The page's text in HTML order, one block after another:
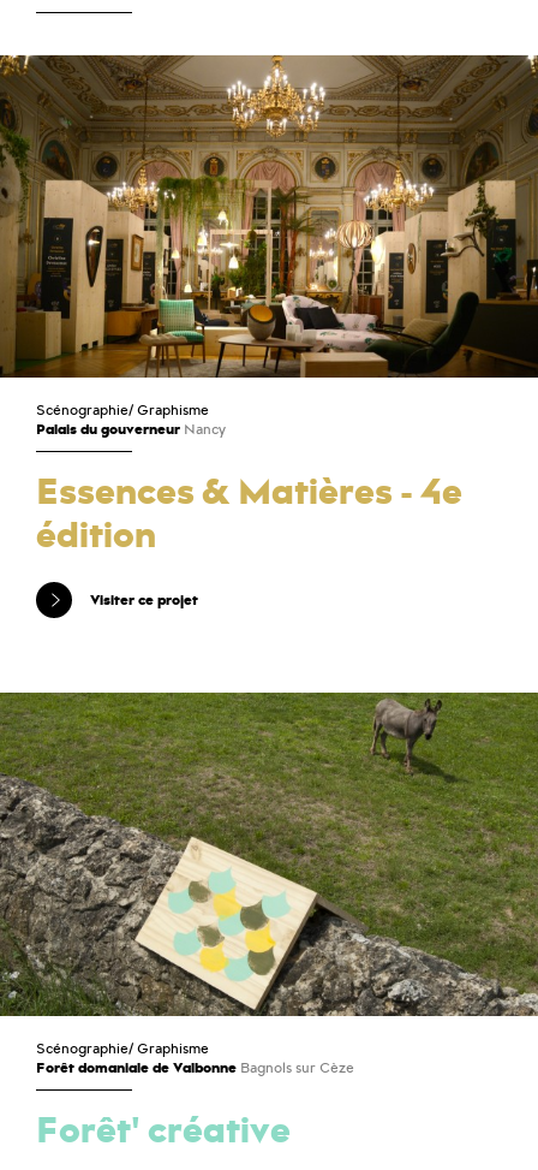
Scénographie/ Graphisme
Palais du gouverneur Nancy
Essences & Matières - 4e
édition
Visiter ce projet
Scénographie/ Graphisme
Forêt domaniale de Valbonne Bagnols sur Cèze
Forêt' créative